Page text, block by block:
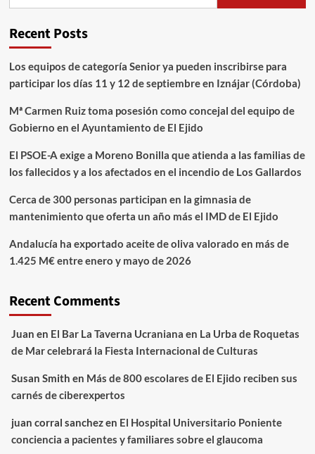
Recent Posts
Los equipos de categoría Senior ya pueden inscribirse para
participar los días 11 y 12 de septiembre en Iznájar (Córdoba)
Mª Carmen Ruiz toma posesión como concejal del equipo de
Gobierno en el Ayuntamiento de El Ejido
El PSOE-A exige a Moreno Bonilla que atienda a las familias de
los fallecidos y a los afectados en el incendio de Los Gallardos
Cerca de 300 personas participan en la gimnasia de
mantenimiento que oferta un año más el IMD de El Ejido
Andalucía ha exportado aceite de oliva valorado en más de
1.425 M€ entre enero y mayo de 2026
Recent Comments
Juan en El Bar La Taverna Ucraniana en La Urba de Roquetas
de Mar celebrará la Fiesta Internacional de Culturas
Susan Smith en Más de 800 escolares de El Ejido reciben sus
carnés de ciberexpertos
juan corral sanchezen El Hospital Universitario Poniente
conciencia a pacientes y familiares sobre el glaucoma